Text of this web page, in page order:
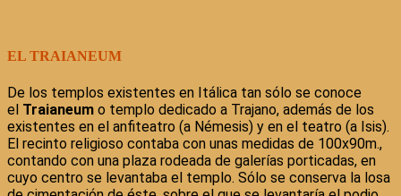
EL TRAIANEUM
De los templos existentes en Itálica tan sólo se conoce
el Traianeum o templo dedicado a Trajano, además de los
existentes en el anfiteatro (a Némesis) y en el teatro (a Isis).
El recinto religioso contaba con unas medidas de 100x90m.,
contando con una plaza rodeada de galerías porticadas, en
cuyo centro se levantaba el templo. Sólo se conserva la losa